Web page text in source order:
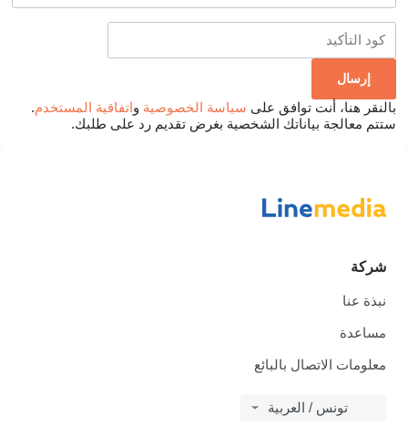
بالنقر هنا، أنت توافق على سياسة الخصوصية واتفاقية المستخدم.
ستتم معالجة بياناتك الشخصية بغرض تقديم رد على طلبك.
شركة
نبذة عنا
مساعدة
معلومات الاتصال بالبائع
تونس / العربية